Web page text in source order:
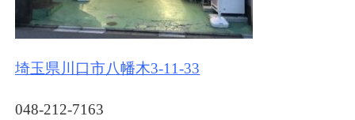
埼玉県川口市八幡木3-11-33
048-212-7163